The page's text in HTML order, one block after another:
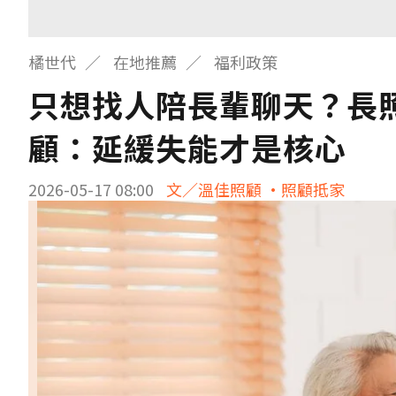
橘世代 在地推薦 福利政策
只想找人陪長輩聊天？
顧：延緩失能才是核心
2026-05-17 08:00 文／溫佳照顧 ·照顧抵家